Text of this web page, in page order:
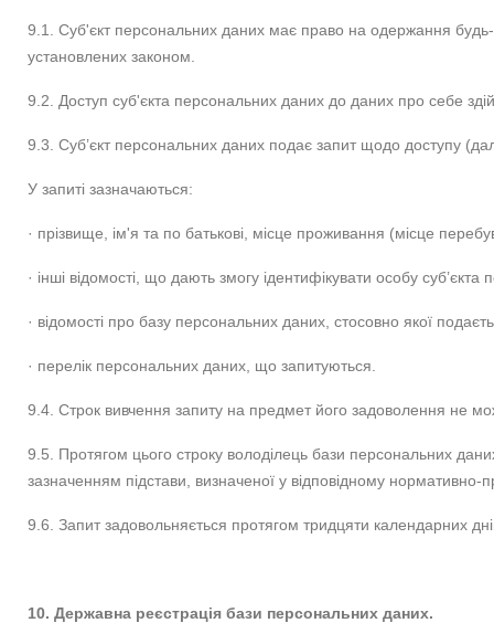
9.1. Суб'єкт персональних даних має право на одержання будь-
установлених законом.
9.2. Доступ суб'єкта персональних даних до даних про себе
9.3. Суб’єкт персональних даних подає запит щодо доступу
У запиті зазначаються:
· прізвище, ім'я та по батькові, місце проживання (місце
· інші відомості, що дають змогу ідентифікувати особу
· відомості про базу персональних даних, стосовно якої
· перелік персональних даних, що запитуються.
9.4. Строк вивчення запиту на предмет його задоволення не
9.5. Протягом цього строку володілець бази персональних
зазначенням підстави, визначеної у відповідному нормативно-
9.6. Запит задовольняється протягом тридцяти календарних
10. Державна реєстрація бази персональних даних.